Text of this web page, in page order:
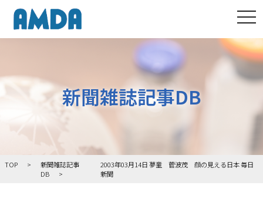
新聞雑誌記事DB
TOP
新聞雑誌記事
DB
2003年03月14日 夢童 菅波茂 顔の見える日本 毎日
新聞